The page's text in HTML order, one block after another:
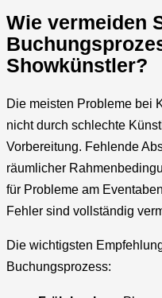
Wie vermeiden
Showkünstler?
Die meisten Probleme bei
nicht durch schlechte
Vorbereitung. Fehlende
räumlicher
für Probleme am
Fehler sind vollständig
Die wichtigsten
Buchungsprozess: